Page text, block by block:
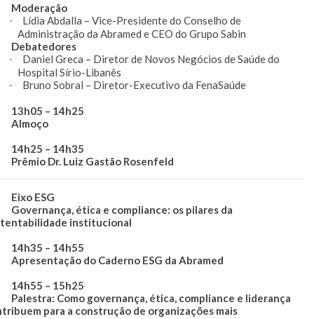
·
Lídia Abdalla – Vice-Presidente do Conselho de
Administração da Abramed e CEO do Grupo Sabin
·
Daniel Greca – Diretor de Novos Negócios de Saúde do
Hospital Sírio-Libanês
· Bruno Sobral – Diretor-Executivo da FenaSaúde
– 14h25
– 14h35
Dr. Luiz Gastão Rosenfeld
ESG
ética e compliance: os pilares da
institucional
– 14h55
do Caderno ESG da Abramed
– 15h25
Como governança, ética, compliance e liderança
para a construção de organizações mais